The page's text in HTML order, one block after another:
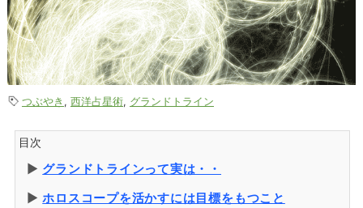
つぶやき , 西洋占星術, グランドトライン
目次
▶︎ グランドトラインって実は・・
▶︎ホロスコープを活かすには目標をもつこと